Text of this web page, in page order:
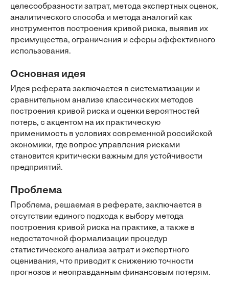
целесообразности затрат, метода экспертных оценок,
аналитического способа и метода аналогий как
инструментов построения кривой риска, выявив их
преимущества, ограничения и сферы эффективного
использования.
Основная идея
Идея реферата заключается в систематизации и
сравнительном анализе классических методов
построения кривой риска и оценки вероятностей
потерь, с акцентом на их практическую
применимость в условиях современной российской
экономики, где вопрос управления рисками
становится критически важным для устойчивости
предприятий.
Проблема
Проблема, решаемая в реферате, заключается в
отсутствии единого подхода к выбору метода
построения кривой риска на практике, а также в
недостаточной формализации процедур
статистического анализа затрат и экспертного
оценивания, что приводит к снижению точности
прогнозов и неоправданным финансовым потерям.